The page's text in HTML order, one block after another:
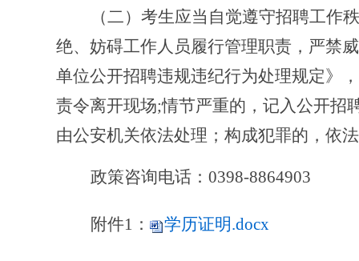
（二）考生应当自觉遵守招聘工作
绝、妨碍工作人员履行管理职责，严禁
单位公开招聘违规违纪行为处理规定》
责令离开现场;情节严重的，记入公开招
由公安机关依法处理； 构成犯罪的，依
政策咨询电话：0398-8864903
附件1： 学历证明.docx